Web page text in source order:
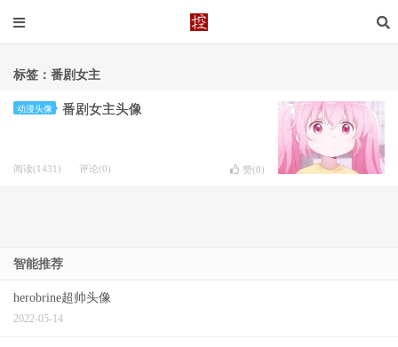
标签：番剧女主
动漫头像 番剧女主头像
阅读(1431) 评论(0) 赞(0)
智能推荐
herobrine超帅头像
2022-05-14